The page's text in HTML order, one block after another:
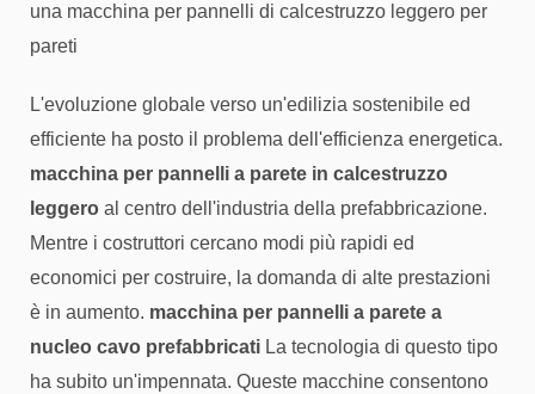
una macchina per pannelli di calcestruzzo leggero per
pareti
L'evoluzione globale verso un'edilizia sostenibile ed
efficiente ha posto il problema dell'efficienza energetica.
macchina per pannelli a parete in calcestruzzo
leggero al centro dell'industria della prefabbricazione.
Mentre i costruttori cercano modi più rapidi ed
economici per costruire, la domanda di alte prestazioni
è in aumento. macchina per pannelli a parete a
nucleo cavo prefabbricati La tecnologia di questo tipo
ha subito un'impennata. Queste macchine consentono